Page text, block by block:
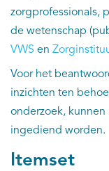
Trials
EN
zorgprofessionals,
de wetenschap
VWS en
Voor het
inzichten ten
onderzoek, kunnen
ingediend worden.
Itemset